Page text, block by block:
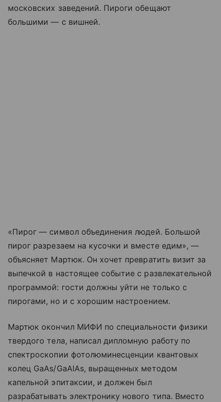
московских заведений. Пироги обещают
большими — с вишней.
«Пирог — символ объединения людей. Большой
пирог разрезаем на кусочки и вместе едим», —
объясняет Мартюк. Он хочет превратить визит за
выпечкой в настоящее событие с развлекательной
программой: гости должны уйти не только с
пирогами, но и с хорошим настроением.
Мартюк окончил МИФИ по специальности физики
твердого тела, написал дипломную работу по
спектроскопии фотолюминесценции квантовых
колец GaAs/GaAlAs, выращенных методом
капельной эпитаксии, и должен был
разрабатывать электронику нового типа. Вместо